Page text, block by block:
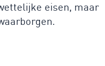
eisen, maar